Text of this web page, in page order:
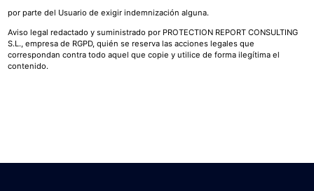
por parte del Usuario de exigir indemnización alguna.
Aviso legal redactado y suministrado por PROTECTION REPORT CONSULTING
S.L., empresa de RGPD, quién se reserva las acciones legales que
correspondan contra todo aquel que copie y utilice de forma ilegítima el
contenido.